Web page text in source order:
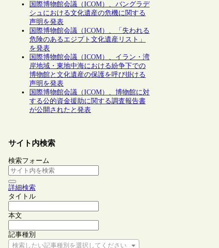
国際博物館会議（ICOM）、バングラデ
シュにおける文化遺産の危機に関する
声明を発表
国際博物館会議（ICOM）、「失われる
危険のあるエジプト文化遺産リスト」
を発表
国際博物館会議（ICOM）、イラン・湾
岸地域・東地中海における紛争下での
博物館と文化遺産の保護を呼び掛ける
声明を発表
国際博物館会議（ICOM）、博物館に対
する公的資金援助に関する調査報告書
が公開されたと発表
サイト内検索
検索フォーム
詳細検索
タイトル
本文
記事種別
検索したい記事種別を選択してください